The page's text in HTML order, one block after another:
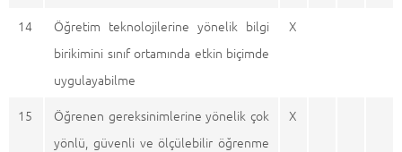
14
Öğretim teknolojilerine yönelik bilgi
birikimini sınıf ortamında etkin biçimde
uygulayabilme
X
15
Öğrenen gereksinimlerine yönelik çok
yönlü, güvenli ve ölçülebilir öğrenme
X